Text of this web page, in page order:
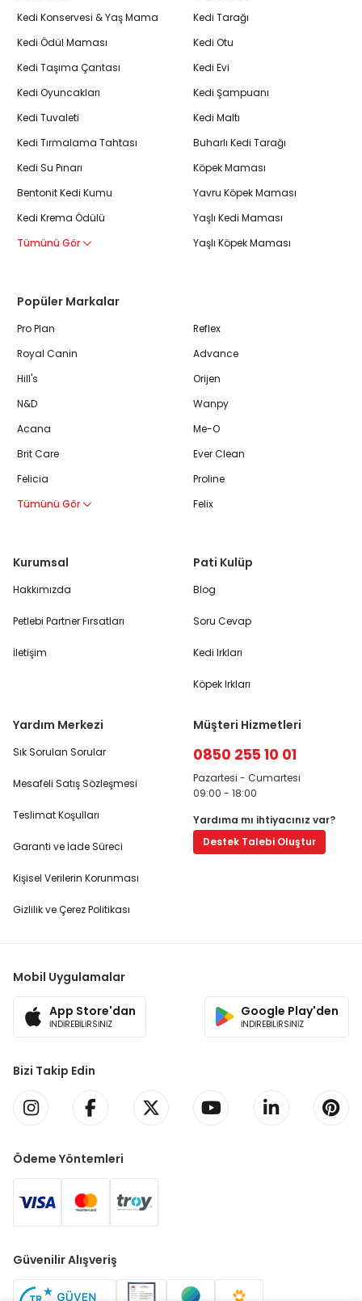
Kedi Konservesi & Yaş Mama
Kedi Ödül Maması
Kedi Taşıma Çantası
Kedi Oyuncakları
Kedi Tuvaleti
Kedi Tırmalama Tahtası
Kedi Su Pınarı
Bentonit Kedi Kumu
Kedi Krema Ödülü
Tümünü Gör
Kedi Tarağı
Kedi Otu
Kedi Evi
Kedi Şampuanı
Kedi Maltı
Buharlı Kedi Tarağı
Köpek Maması
Yavru Köpek Maması
Yaşlı Kedi Maması
Yaşlı Köpek Maması
Popüler Markalar
Pro Plan
Royal Canin
Hill's
N&D
Acana
Brit Care
Felicia
Tümünü Gör
Reflex
Advance
Orijen
Wanpy
Me-O
Ever Clean
Proline
Felix
Kurumsal
Hakkımızda
Petlebi Partner Fırsatları
İletişim
Pati Kulüp
Blog
Soru Cevap
Kedi Irkları
Köpek Irkları
Yardım Merkezi
Sık Sorulan Sorular
Mesafeli Satış Sözleşmesi
Teslimat Koşulları
Garanti ve İade Süreci
Kişisel Verilerin Korunması
Gizlilik ve Çerez Politikası
Müşteri Hizmetleri
0850 255 10 01
Pazartesi - Cumartesi
09:00 - 18:00
Yardıma mı ihtiyacınız var?
Destek Talebi Oluştur
Mobil Uygulamalar
App Store'dan
İNDİREBİLİRSİNİZ
Google Play'den
İNDİREBİLİRSİNİZ
Bizi Takip Edin
Ödeme Yöntemleri
Güvenilir Alışveriş